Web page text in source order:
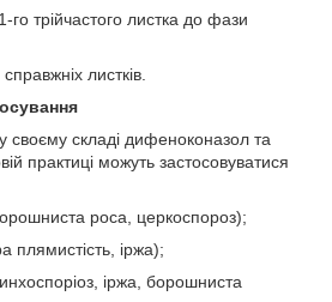
го трійчастого листка до фази
справжніх листків.
своєму складі дифеноконазол та
практиці можуть застосовуватися
роса, церкоспороз);
плямистість, іржа);
іржа, борошниста